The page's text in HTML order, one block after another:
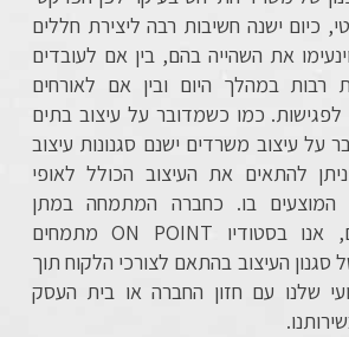
כיום ישנה חשיבות רבה ליצירת חללים
וינעימו את השהייה בהם, בין אם לעובדים
רבות במהלך היום ובין אם לאורחים
כמו כשמדובר על עיצוב בתים
על עיצוב משרדים ישנם סגנונות עיצוב
להתאים את העיצוב הכולל לאופי
המוצעים בו. כחברה המתמחה במתן
שירותי עיצוב פנים, אנו בסטודיו ON POINT מתמחים
העיצוב בהתאם לצורכי הלקוח תוך
שלנו עם חזון החברה או בית העסק